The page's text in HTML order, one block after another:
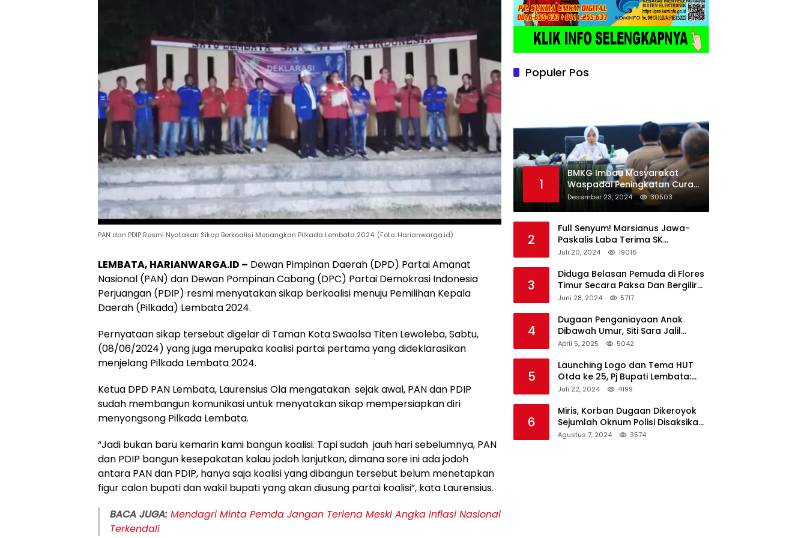
PAN dan PDIP Resmi Nyatakan Sikap Berkoalisi Menangkan Pilkada Lembata 2024. (Foto: Harianwarga.id)
LEMBATA, HARIANWARGA.ID – Dewan Pimpinan Daerah (DPD) Partai Amanat
Nasional (PAN) dan Dewan Pompinan Cabang (DPC) Partai Demokrasi Indonesia
Perjuangan (PDIP) resmi menyatakan sikap berkoalisi menuju Pemilihan Kepala
Daerah (Pilkada) Lembata 2024.
Pernyataan sikap tersebut digelar di Taman Kota Swaolsa Titen Lewoleba, Sabtu,
(08/06/2024) yang juga merupaka koalisi partai pertama yang dideklarasikan
menjelang Pilkada Lembata 2024.
Ketua DPD PAN Lembata, Laurensius Ola mengatakan sejak awal, PAN dan PDIP
sudah membangun komunikasi untuk menyatakan sikap mempersiapkan diri
menyongsong Pilkada Lembata.
“Jadi bukan baru kemarin kami bangun koalisi. Tapi sudah jauh hari sebelumnya, PAN
dan PDIP bangun kesepakatan kalau jodoh lanjutkan, dimana sore ini ada jodoh
antara PAN dan PDIP, hanya saja koalisi yang dibangun tersebut belum menetapkan
figur calon bupati dan wakil bupati yang akan diusung partai koalisi”, kata Laurensius.
BACA JUGA: Mendagri Minta Pemda Jangan Terlena Meski Angka Inflasi Nasional
Terkendali
Populer Pos
1
BMKG Imbau Masyarakat
Waspadai Peningkatan Curah
Hujan Menjelang Libur Natal
Desember 23, 2024 30503
2
Full Senyum! Marsianus Jawa-
Paskalis Laba Terima SK
Dukungan Resmi Untuk Pilkada
Juli 20, 2024 19016
3
Diduga Belasan Pemuda di Flores
Timur Secara Paksa Dan Bergilir
Setubuhi Gadis di Bawah Umur
Juni 28, 2024 5717
4
Dugaan Penganiayaan Anak
Dibawah Umur, Siti Sara Jalil
Seorang Warga Desa Normal 1
April 5, 2025 5042
5
Launching Logo dan Tema HUT
Otda ke 25, Pj Bupati Lembata:
Tema ini Bukan Sekedar Refleksi
Juli 22, 2024 4199
6
Miris, Korban Dugaan Dikeroyok
Sejumlah Oknum Polisi Disaksikan
Istri
Agustus 7, 2024 3574